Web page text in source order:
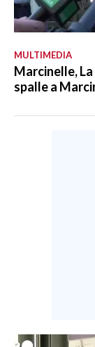
MULTIMEDIA
Marcinelle,
spalle a